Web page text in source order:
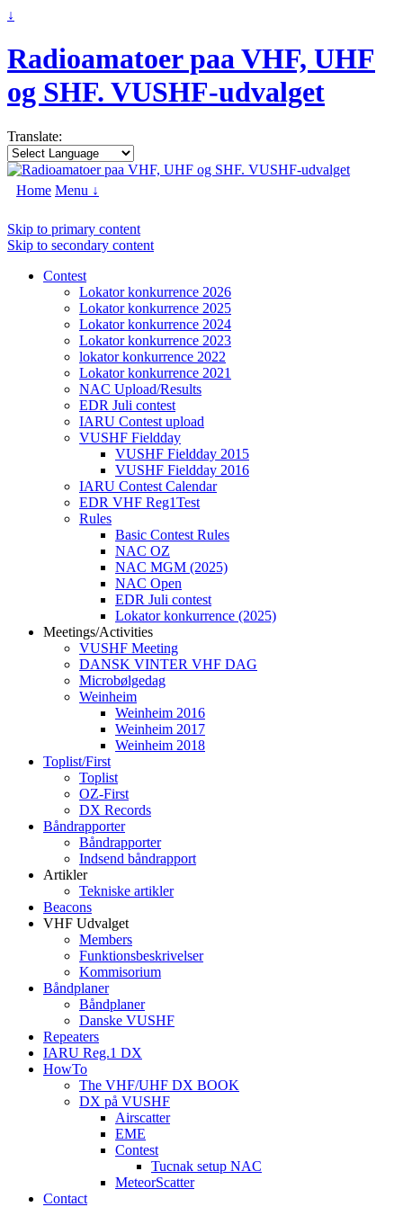
↓
Radioamatoer paa VHF, UHF
og SHF. VUSHF-udvalget
Translate:
Home Menu ↓
Skip to primary content
Skip to secondary content
Contest
Lokator konkurrence 2026
Lokator konkurrence 2025
Lokator konkurrence 2024
Lokator konkurrence 2023
lokator konkurrence 2022
Lokator konkurrence 2021
NAC Upload/Results
EDR Juli contest
IARU Contest upload
VUSHF Fieldday
VUSHF Fieldday 2015
VUSHF Fieldday 2016
IARU Contest Calendar
EDR VHF Reg1Test
Rules
Basic Contest Rules
NAC OZ
NAC MGM (2025)
NAC Open
EDR Juli contest
Lokator konkurrence (2025)
Meetings/Activities
VUSHF Meeting
DANSK VINTER VHF DAG
Microbølgedag
Weinheim
Weinheim 2016
Weinheim 2017
Weinheim 2018
Toplist/First
Toplist
OZ-First
DX Records
Båndrapporter
Båndrapporter
Indsend båndrapport
Artikler
Tekniske artikler
Beacons
VHF Udvalget
Members
Funktionsbeskrivelser
Kommisorium
Båndplaner
Båndplaner
Danske VUSHF
Repeaters
IARU Reg.1 DX
HowTo
The VHF/UHF DX BOOK
DX på VUSHF
Airscatter
EME
Contest
Tucnak setup NAC
MeteorScatter
Contact